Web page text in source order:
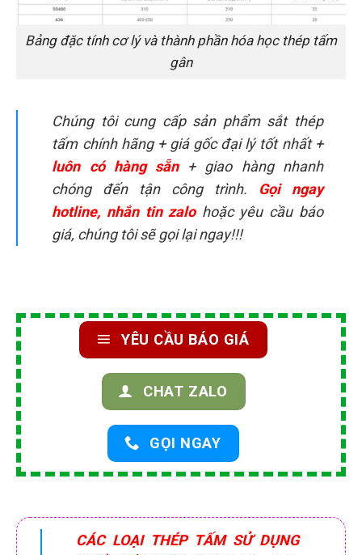
Bảng đặc tính cơ lý và thành phần hóa học thép tấm
gân
Chúng tôi cung cấp sản phẩm sắt thép
tấm chính hãng + giá gốc đại lý tốt nhất +
luôn có hàng sẵn+ giao hàng nhanh
chóng đến tận công trình.
Gọi ngay
hotline, nhắn tin zalohoặc yêu cầu báo
giá, chúng tôi sẽ gọi lại ngay!!!
YÊU CẦU BÁO GIÁ
CHAT ZALO
GỌI NGAY
CÁC LOẠI THÉP TẤM SỬ DỤNG